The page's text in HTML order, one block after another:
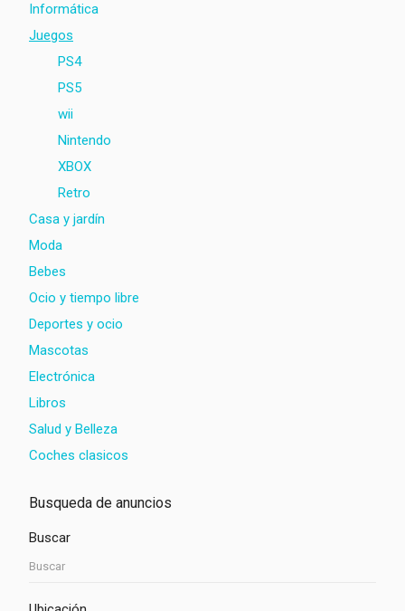
Informática
Juegos
PS4
PS5
wii
Nintendo
XBOX
Retro
Casa y jardín
Moda
Bebes
Ocio y tiempo libre
Deportes y ocio
Mascotas
Electrónica
Libros
Salud y Belleza
Coches clasicos
Busqueda de anuncios
Buscar